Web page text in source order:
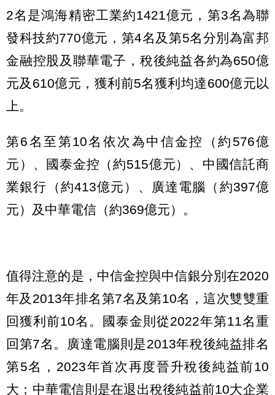
2名是鴻海精密工業約1421億元，第3名為聯
發科技約770億元，第4名及第5名分別為富邦
金融控股及聯華電子，稅後純益各約為650億
元及610億元，獲利前5名獲利均達600億元以
上。
第6名至第10名依次為中信金控（約576億
元）、國泰金控（約515億元）、中國信託商
業銀行（約413億元）、廣達電腦（約397億
元）及中華電信（約369億元）。
值得注意的是，中信金控與中信銀分別在2020
年及2013年排名第7名及第10名，這次雙雙重
回獲利前10名。國泰金則從2022年第11名重
回第7名。廣達電腦則是2013年稅後純益排名
第5名，2023年首次再度晉升稅後純益前10
大；中華電信則是在退出稅後純益前10大企業